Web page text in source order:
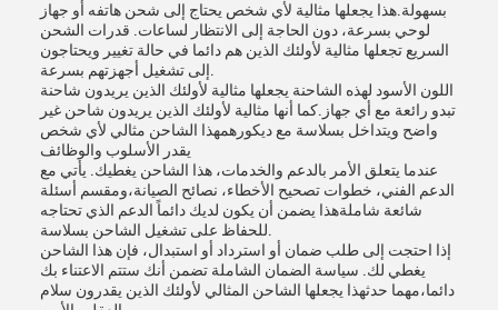
بسهولة.هذا يجعلها مثالية لأي شخص يحتاج إلى شحن هاتفه أو جهاز
لوحي بسرعة، دون الحاجة إلى الانتظار لساعات. قدرات الشحن
السريع تجعلها مثالية لأولئك الذين هم دائما في حالة تغيير ويحتاجون
اللون الأسود لهذه الشاحنة يجعلها مثالية لأولئك الذين يريدون شاحنة
تبدو رائعة مع أي جهاز.كما أنها مثالية لأولئك الذين يريدون شاحن غير
واضح ويتداخل بسلاسة مع ديكورهمهذا الشاحن مثالي لأي شخص
يقدر الأسلوب والوظائف
عندما يتعلق الأمر بالدعم والخدمات، هذا الشاحن يغطيك. يأتي مع
الدعم الفني، خطوات تصحيح الأخطاء، نصائح الصيانة،ومقسم أسئلة
شائعة شاملةهذا يضمن أن يكون لديك دائماً الدعم الذي تحتاجه
إذا احتجت إلى طلب ضمان أو استرداد أو استبدال، فإن هذا الشاحن
يغطي لك. سياسة الضمان الشاملة تضمن أنك ستتم الاعتناء بك
دائما،مهما حدثهذا يجعلها الشاحن المثالي لأولئك الذين يقدرون سلام